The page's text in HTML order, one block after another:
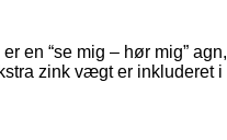
en “se mig – hør mig” agn,
zink vægt er inkluderet i